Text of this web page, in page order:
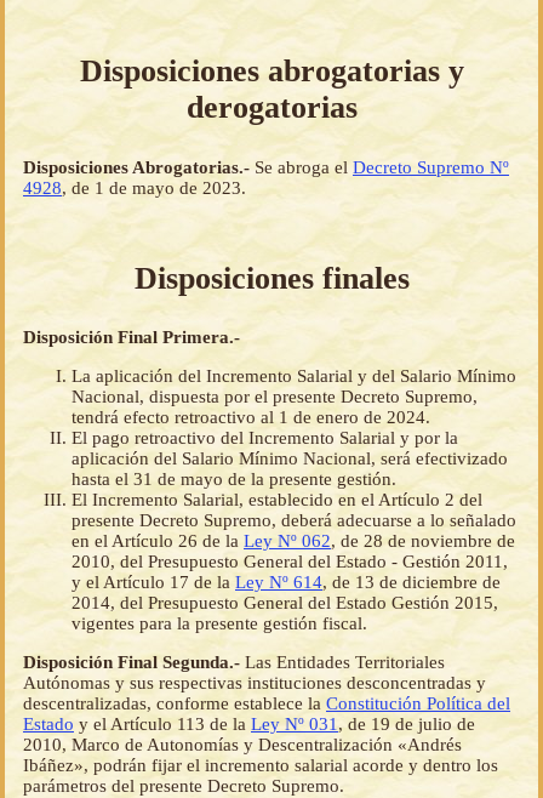
Disposiciones abrogatorias y
derogatorias
Disposiciones Abrogatorias.- Se abroga el Decreto Supremo Nº
4928, de 1 de mayo de 2023.
Disposiciones finales
Disposición Final Primera.-
La aplicación del Incremento Salarial y del Salario Mínimo
Nacional, dispuesta por el presente Decreto Supremo,
tendrá efecto retroactivo al 1 de enero de 2024.
El pago retroactivo del Incremento Salarial y por la
aplicación del Salario Mínimo Nacional, será efectivizado
hasta el 31 de mayo de la presente gestión.
El Incremento Salarial, establecido en el Artículo 2 del
presente Decreto Supremo, deberá adecuarse a lo señalado
en el Artículo 26 de la Ley Nº 062, de 28 de noviembre de
2010, del Presupuesto General del Estado - Gestión 2011,
y el Artículo 17 de la Ley Nº 614, de 13 de diciembre de
2014, del Presupuesto General del Estado Gestión 2015,
vigentes para la presente gestión fiscal.
Disposición Final Segunda.- Las Entidades Territoriales
Autónomas y sus respectivas instituciones desconcentradas y
descentralizadas, conforme establece la Constitución Política del
Estado y el Artículo 113 de la Ley Nº 031, de 19 de julio de
2010, Marco de Autonomías y Descentralización «Andrés
Ibáñez», podrán fijar el incremento salarial acorde y dentro los
parámetros del presente Decreto Supremo.